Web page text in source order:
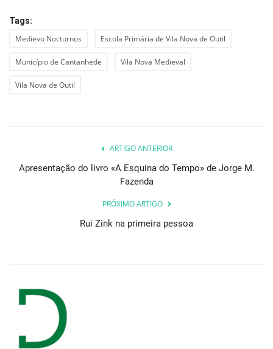
Tags:
Medievo Nocturnos Escola Primária de Vila Nova de Outil
Município de Cantanhede Vila Nova Medieval
Vila Nova de Outil
ARTIGO ANTERIOR
Apresentação do livro «A Esquina do Tempo» de Jorge M.
Fazenda
PRÓXIMO ARTIGO
Rui Zink na primeira pessoa